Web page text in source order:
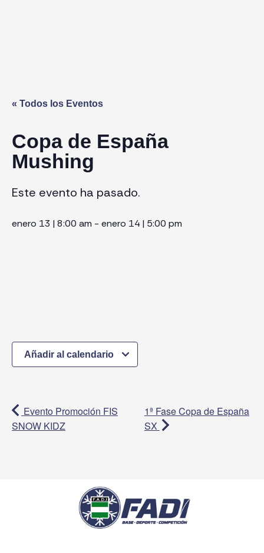
« Todos los Eventos
Copa de España
Mushing
Este evento ha pasado.
enero 13 | 8:00 am - enero 14 | 5:00 pm
Añadir al calendario
Evento Promoción FIS
SNOW KIDZ
1ª Fase Copa de España
SX